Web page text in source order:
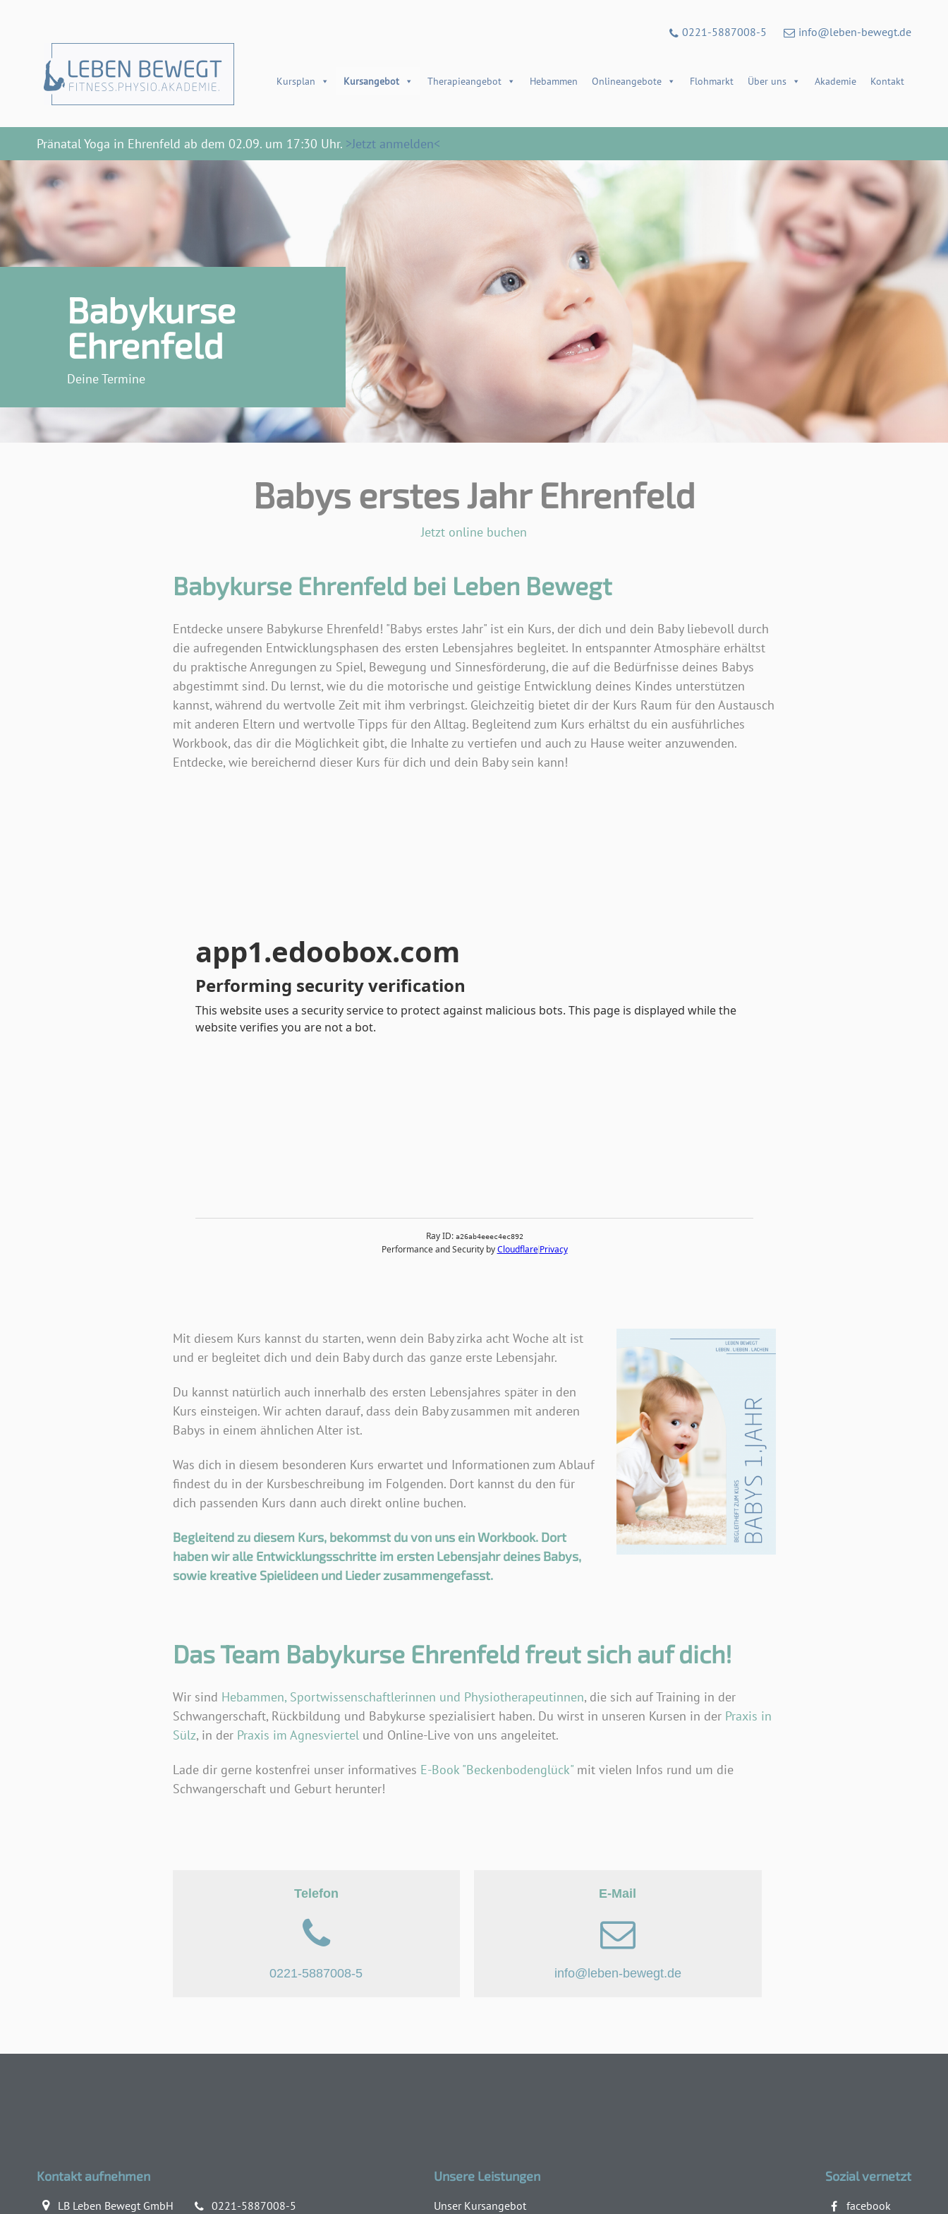
0221-5887008-5 info@leben-bewegt.de
Kursplan Kursangebot Therapieangebot Hebammen Onlineangebote Flohmarkt Über uns Akademie Kontakt
Pränatal Yoga in Ehrenfeld ab dem 02.09. um 17:30 Uhr. >Jetzt anmelden<
Babykurse
Ehrenfeld
Deine Termine
Babys erstes Jahr Ehrenfeld
Jetzt online buchen
Babykurse Ehrenfeld bei Leben Bewegt
Entdecke unsere Babykurse Ehrenfeld! "Babys erstes Jahr" ist ein Kurs, der dich und dein Baby liebevoll durch
die aufregenden Entwicklungsphasen des ersten Lebensjahres begleitet. In entspannter Atmosphäre erhältst
du praktische Anregungen zu Spiel, Bewegung und Sinnesförderung, die auf die Bedürfnisse deines Babys
abgestimmt sind. Du lernst, wie du die motorische und geistige Entwicklung deines Kindes unterstützen
kannst, während du wertvolle Zeit mit ihm verbringst. Gleichzeitig bietet dir der Kurs Raum für den Austausch
mit anderen Eltern und wertvolle Tipps für den Alltag. Begleitend zum Kurs erhältst du ein ausführliches
Workbook, das dir die Möglichkeit gibt, die Inhalte zu vertiefen und auch zu Hause weiter anzuwenden.
Entdecke, wie bereichernd dieser Kurs für dich und dein Baby sein kann!
Mit diesem Kurs kannst du starten, wenn dein Baby zirka acht Woche alt ist
und er begleitet dich und dein Baby durch das ganze erste Lebensjahr.
Du kannst natürlich auch innerhalb des ersten Lebensjahres später in den
Kurs einsteigen. Wir achten darauf, dass dein Baby zusammen mit anderen
Babys in einem ähnlichen Alter ist.
Was dich in diesem besonderen Kurs erwartet und Informationen zum Ablauf
findest du in der Kursbeschreibung im Folgenden. Dort kannst du den für
dich passenden Kurs dann auch direkt online buchen.
Begleitend zu diesem Kurs, bekommst du von uns ein Workbook. Dort
haben wir alle Entwicklungsschritte im ersten Lebensjahr deines Babys,
sowie kreative Spielideen und Lieder zusammengefasst.
Das Team Babykurse Ehrenfeld freut sich auf dich!
Wir sind Hebammen, Sportwissenschaftlerinnen und Physiotherapeutinnen, die sich auf Training in der
Schwangerschaft, Rückbildung und Babykurse spezialisiert haben. Du wirst in unseren Kursen in der Praxis in
Sülz, in der Praxis im Agnesviertelund Online-Live von uns angeleitet.
Lade dir gerne kostenfrei unser informatives E-Book "Beckenbodenglück"mit vielen Infos rund um die
Schwangerschaft und Geburt herunter!
Telefon
0221-5887008-5
E-Mail
info@leben-bewegt.de
Kontakt aufnehmen
LB Leben Bewegt GmbH 0221-5887008-5
Unsere Leistungen
Unser Kursangebot
Sozial vernetzt
facebook